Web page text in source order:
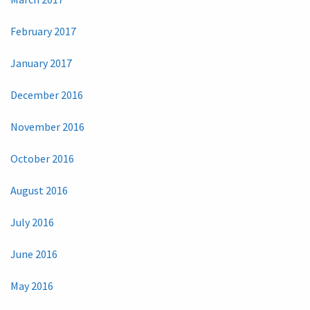
February 2017
January 2017
December 2016
November 2016
October 2016
August 2016
July 2016
June 2016
May 2016